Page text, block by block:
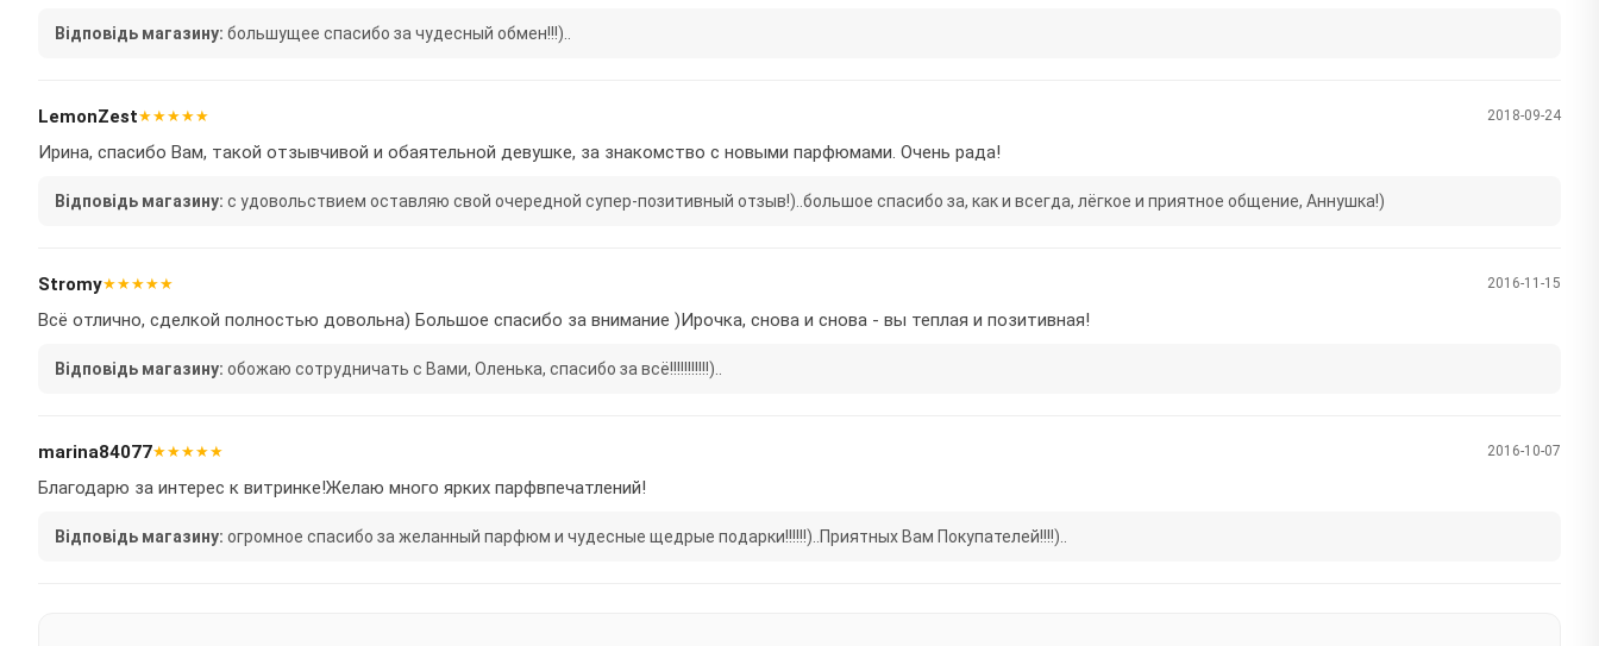
Відповідь магазину: большущее спасибо за чудесный обмен!!!)..
LemonZest★★★★★ 2018-09-24
Ирина, спасибо Вам, такой отзывчивой и обаятельной девушке, за знакомство с новыми парфюмами. Очень рада!
Відповідь магазину: с удовольствием оставляю свой очередной супер-позитивный отзыв!)..большое спасибо за, как и всегда, лёгкое и приятное общение, Аннушка!)
Stromy★★★★★ 2016-11-15
Всё отлично, сделкой полностью довольна) Большое спасибо за внимание )Ирочка, снова и снова - вы теплая и позитивная!
Відповідь магазину: обожаю сотрудничать с Вами, Оленька, спасибо за всё!!!!!!!!!!!)..
marina84077★★★★★ 2016-10-07
Благодарю за интерес к витринке!Желаю много ярких парфвпечатлений!
Відповідь магазину: огромное спасибо за желанный парфюм и чудесные щедрые подарки!!!!!!)..Приятных Вам Покупателей!!!!)..